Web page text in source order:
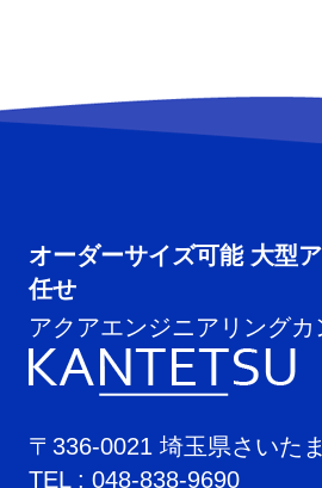
オーダーサイズ可能 大型
任せ
アクアエンジニアリングカ
〒336-0021 埼玉県さいた
TEL : 048-838-9690